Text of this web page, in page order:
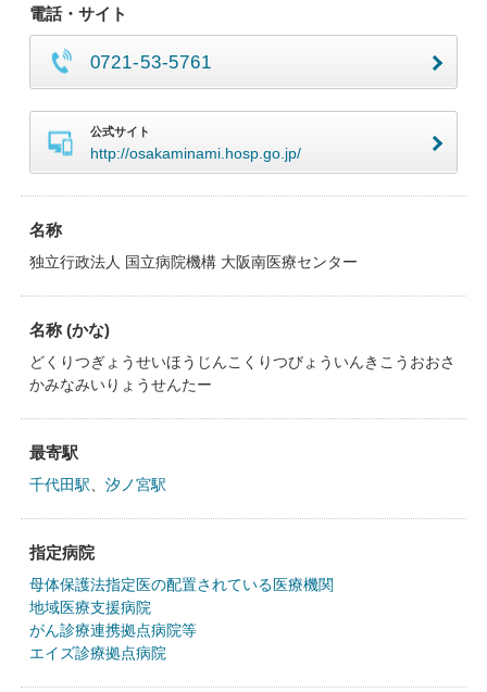
電話・サイト
0721-53-5761
公式サイト
http://osakaminami.hosp.go.jp/
名称
独立行政法人 国立病院機構 大阪南医療センター
名称 (かな)
どくりつぎょうせいほうじんこくりつびょういんきこうおおさ
かみなみいりょうせんたー
最寄駅
千代田駅 汐ノ宮駅
指定病院
母体保護法指定医の配置されている医療機関
地域医療支援病院
がん診療連携拠点病院等
エイズ診療拠点病院